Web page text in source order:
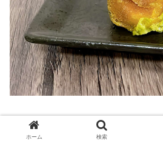
テイクアウトで購入し、生地から
溢れ出てしまい持ち運びには大変
ホーム 検索